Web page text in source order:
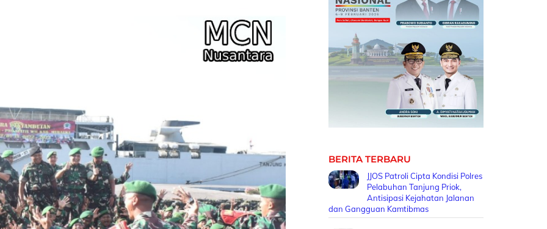
BERITA TERBARU
JJOS Patroli Cipta Kondisi Polres
Pelabuhan Tanjung Priok,
Antisipasi Kejahatan Jalanan
dan Gangguan Kamtibmas